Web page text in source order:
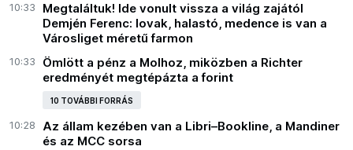
10:33
Megtaláltuk! Ide vonult vissza a világ zajától
Demjén Ferenc: lovak, halastó, medence is van a
Városliget méretű farmon
10:33
Ömlött a pénz a Molhoz, miközben a Richter
eredményét megtépázta a forint
10 TOVÁBBI FORRÁS
10:28
Az állam kezében van a Libri–Bookline, a Mandiner
és az MCC sorsa